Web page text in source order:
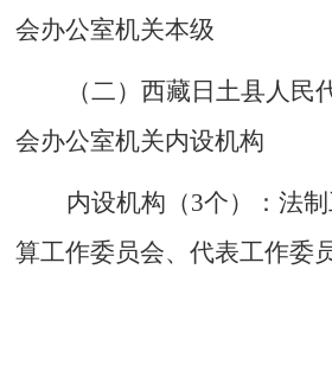
会办公室机关本级
（二）西藏日土县人民
会办公室机关内设机构
内设机构（3个）：法
算工作委员会、代表工作委